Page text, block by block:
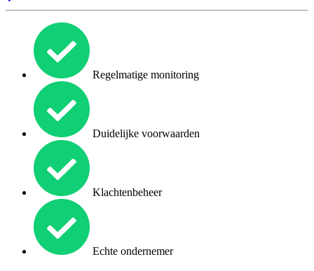
Regelmatige monitoring
Duidelijke voorwaarden
Klachtenbeheer
Echte ondernemer